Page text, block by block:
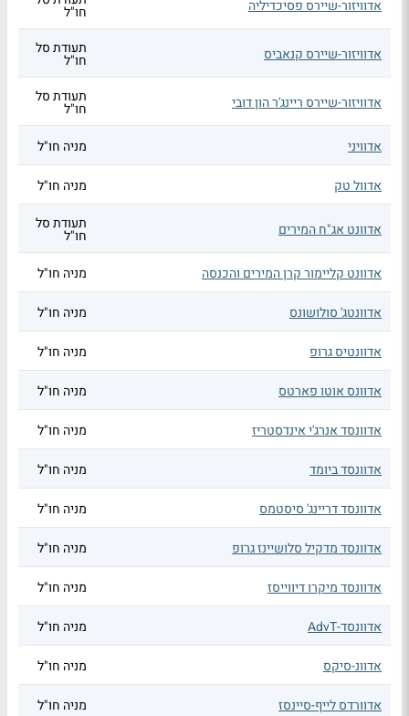
אדוויזור-שיירס פסיכדיליה חו"ל
אדוויזור-שיירס קנאביס תעודת סל
חו"ל
אדוויזור-שיירס ריינג'ר הון דובי תעודת סל
חו"ל
אדוויני
מניה חו"ל
אדוול טק מניה חו"ל
אדוונט אג"ח המירים תעודת סל
חו"ל
אדוונט קליימור קרן המירים והכנסה
מניה חו"ל
אדוונטג' סולושונס מניה חו"ל
אדוונטיס גרופ מניה חו"ל
אדוונס אוטו פארטס מניה חו"ל
אדוונסד אנרג'י אינדסטריז מניה חו"ל
אדוונסד ביומד מניה חו"ל
אדוונסד דריינג' סיסטמס מניה חו"ל
אדוונסד מדקיל סלושיינז גרופ מניה חו"ל
אדוונסד מיקרו דיווייסז מניה חו"ל
אדוונסד-AdvT מניה חו"ל
אדוונ-סיקס מניה חו"ל
אדוורדס לייף-סיינסז מניה חו"ל